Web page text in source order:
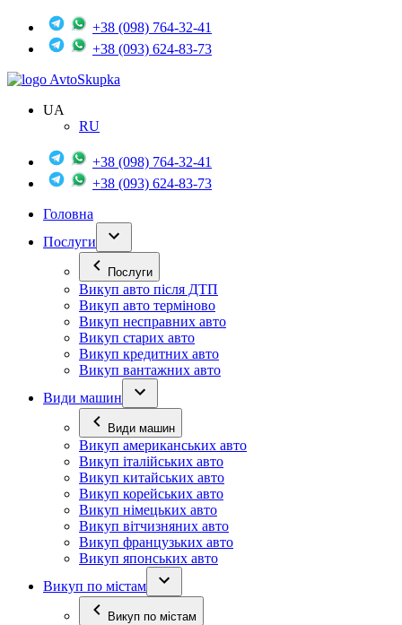
+38 (098) 764-32-41
+38 (093) 624-83-73
AvtoSkupka
UA
RU
+38 (098) 764-32-41
+38 (093) 624-83-73
Головна
Послуги
Послуги
Викуп авто після ДТП
Викуп авто терміново
Викуп несправних авто
Викуп старих авто
Викуп кредитних авто
Викуп вантажних авто
Види машин
Види машин
Викуп американських авто
Викуп італійських авто
Викуп китайських авто
Викуп корейських авто
Викуп німецьких авто
Викуп вітчизняних авто
Викуп французьких авто
Викуп японських авто
Викуп по містам
Викуп по містам